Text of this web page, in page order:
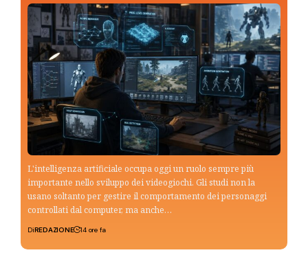
L'intelligenza artificiale occupa oggi un ruolo sempre più
importante nello sviluppo dei videogiochi. Gli studi non la
usano soltanto per gestire il comportamento dei personaggi
controllati dal computer, ma anche…
DiREDAZIONE 14 ore fa